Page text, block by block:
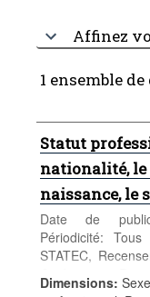
Affinez
1 ensemble
Statut
nationalité, le
naissance, le
Date de
Périodicité:
STATEC,
Catégorie:
Population -
Dimensions: